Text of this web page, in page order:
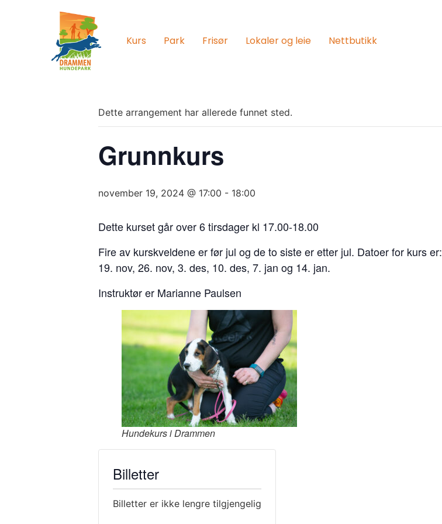
Kurs Park Frisør Lokaler og leie Nettbutikk
Dette arrangement har allerede funnet sted.
Grunnkurs
november 19, 2024 @ 17:00 - 18:00
Dette kurset går over 6 tirsdager kl 17.00-18.00
Fire av kurskveldene er før jul og de to siste er etter jul. Datoer for kurs er:
19. nov, 26. nov, 3. des, 10. des, 7. jan og 14. jan.
Instruktør er Marianne Paulsen
Hundekurs i Drammen
Billetter
Billetter er ikke lengre tilgjengelig